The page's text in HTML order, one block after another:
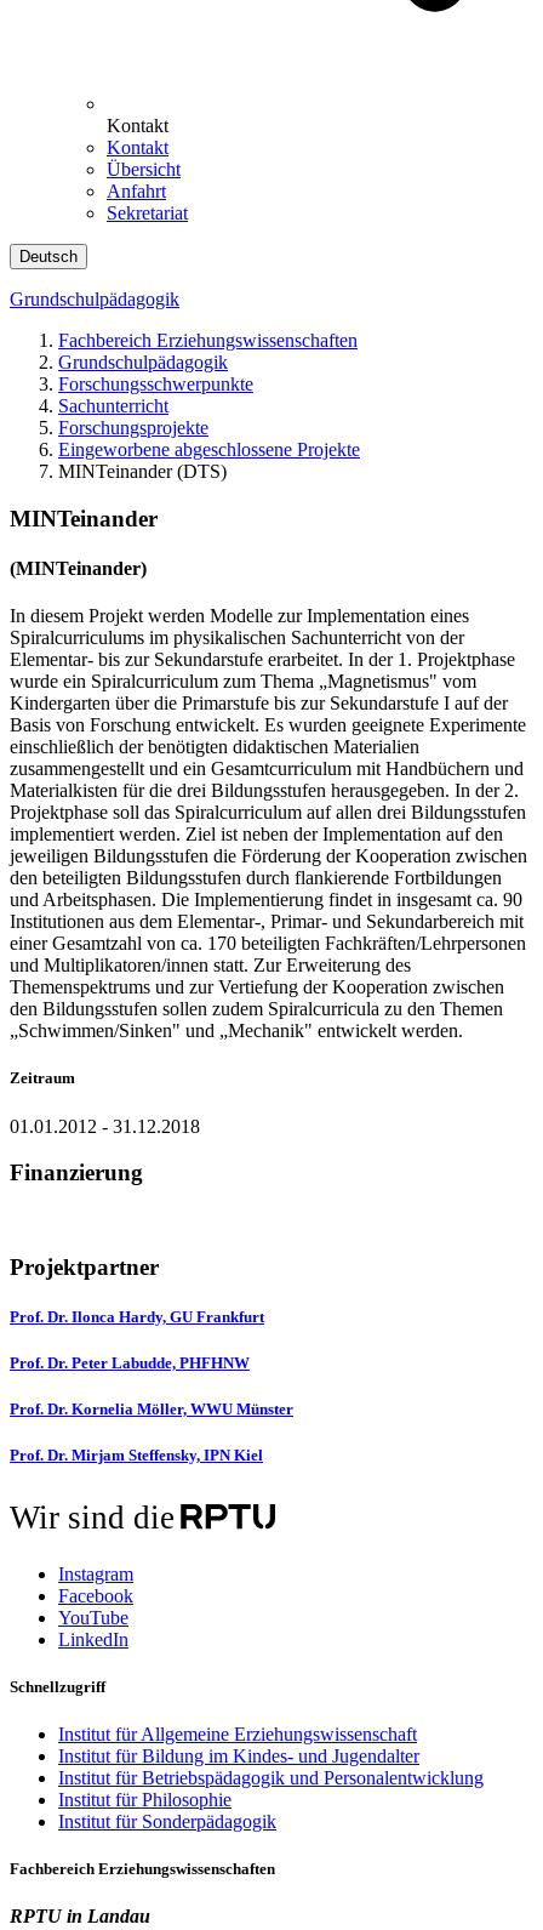
Kontakt
Kontakt
Übersicht
Anfahrt
Sekretariat
Deutsch
Grundschulpädagogik
Fachbereich Erziehungswissenschaften
Grundschulpädagogik
Forschungsschwerpunkte
Sachunterricht
Forschungsprojekte
Eingeworbene abgeschlossene Projekte
MINTeinander (DTS)
MINTeinander
(MINTeinander)
In diesem Projekt werden Modelle zur Implementation eines
Spiralcurriculums im physikalischen Sachunterricht von der
Elementar- bis zur Sekundarstufe erarbeitet. In der 1. Projektphase
wurde ein Spiralcurriculum zum Thema „Magnetismus" vom
Kindergarten über die Primarstufe bis zur Sekundarstufe I auf der
Basis von Forschung entwickelt. Es wurden geeignete Experimente
einschließlich der benötigten didaktischen Materialien
zusammengestellt und ein Gesamtcurriculum mit Handbüchern und
Materialkisten für die drei Bildungsstufen herausgegeben. In der 2.
Projektphase soll das Spiralcurriculum auf allen drei Bildungsstufen
implementiert werden. Ziel ist neben der Implementation auf den
jeweiligen Bildungsstufen die Förderung der Kooperation zwischen
den beteiligten Bildungsstufen durch flankierende Fortbildungen
und Arbeitsphasen. Die Implementierung findet in insgesamt ca. 90
Institutionen aus dem Elementar-, Primar- und Sekundarbereich mit
einer Gesamtzahl von ca. 170 beteiligten Fachkräften/Lehrpersonen
und Multiplikatoren/innen statt. Zur Erweiterung des
Themenspektrums und zur Vertiefung der Kooperation zwischen
den Bildungsstufen sollen zudem Spiralcurricula zu den Themen
„Schwimmen/Sinken" und „Mechanik" entwickelt werden.
Zeitraum
01.01.2012 - 31.12.2018
Finanzierung
Projektpartner
Prof. Dr. Ilonca Hardy, GU Frankfurt
Prof. Dr. Peter Labudde, PHFHNW
Prof. Dr. Kornelia Möller, WWU Münster
Prof. Dr. Mirjam Steffensky, IPN Kiel
Wir sind die
Instagram
Facebook
YouTube
LinkedIn
Schnellzugriff
Institut für Allgemeine Erziehungswissenschaft
Institut für Bildung im Kindes- und Jugendalter
Institut für Betriebspädagogik und Personalentwicklung
Institut für Philosophie
Institut für Sonderpädagogik
Fachbereich Erziehungswissenschaften
RPTU in Landau